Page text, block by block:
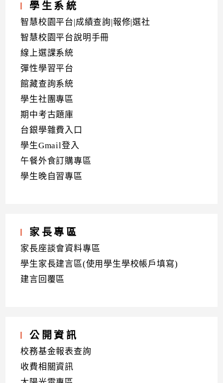
學生系統
智慧校園平台|成績查詢|報修|選社
智慧校園平台說明手冊
線上選課系統
彈性學習平台
館藏查詢系統
學生社團專區
期中考古題庫
台銀學雜費入口
學生Gmail登入
午餐外食訂購專區
學生晚自習專區
家長專區
家長座談會資料專區
學生家長建言區(使用學生學校帳戶填寫)
建言回覆區
公開資訊
校務基金報表查詢
收費相關資訊